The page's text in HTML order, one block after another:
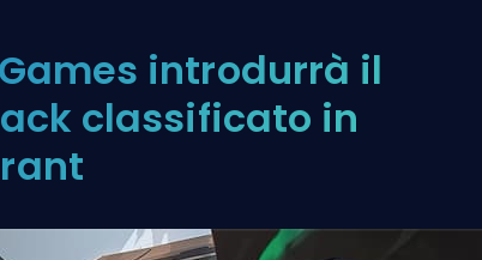
introdurrà il
classificato in